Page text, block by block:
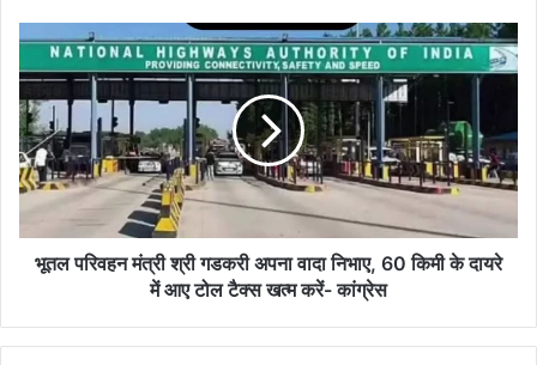
के
बैनर
पोस्टर
फ्लेक्स
लेकर
प्रदर्शन
पूर्णतः
परिवहन
मंत्री
श्री
गडकरी
अपना
वादा
निभाए,
60
किमीभूतल परिवहन मंत्री श्री गडकरी अपना वादा निभाए, 60 किमी के दायरे
में आए टोल टैक्स खत्म करें- कांग्रेस